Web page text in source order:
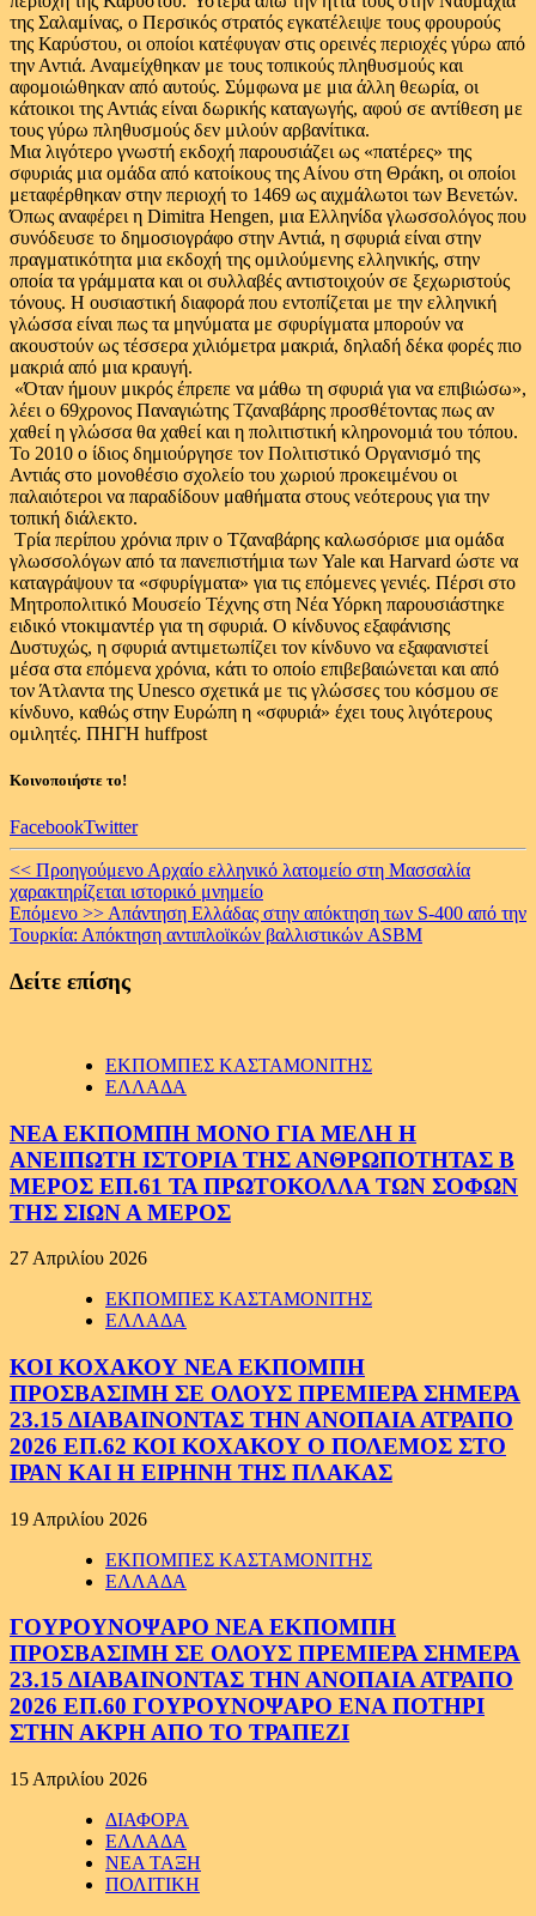
της Σαλαμίνας, ο Περσικός στρατός εγκατέλειψε τους φρουρούς
της Καρύστου, οι οποίοι κατέφυγαν στις ορεινές περιοχές γύρω από
την Αντιά. Αναμείχθηκαν με τους τοπικούς πληθυσμούς και
αφομοιώθηκαν από αυτούς. Σύμφωνα με μια άλλη θεωρία, οι
κάτοικοι της Αντιάς είναι δωρικής καταγωγής, αφού σε αντίθεση με
τους γύρω πληθυσμούς δεν μιλoύν αρβανίτικα.
Μια λιγότερο γνωστή εκδοχή παρουσιάζει ως «πατέρες» της
σφυριάς μια ομάδα από κατοίκους της Αίνου στη Θράκη, οι οποίοι
μεταφέρθηκαν στην περιοχή το 1469 ως αιχμάλωτοι των Βενετών.
Όπως αναφέρει η Dimitra Hengen, μια Ελληνίδα γλωσσολόγος που
συνόδευσε το δημοσιογράφο στην Αντιά, η σφυριά είναι στην
πραγματικότητα μια εκδοχή της ομιλούμενης ελληνικής, στην
οποία τα γράμματα και οι συλλαβές αντιστοιχούν σε ξεχωριστούς
τόνους. Η ουσιαστική διαφορά που εντοπίζεται με την ελληνική
γλώσσα είναι πως τα μηνύματα με σφυρίγματα μπορούν να
ακουστούν ως τέσσερα χιλιόμετρα μακριά, δηλαδή δέκα φορές πιο
μακριά από μια κραυγή.
«Όταν ήμουν μικρός έπρεπε να μάθω τη σφυριά για να επιβιώσω»,
λέει ο 69χρονος Παναγιώτης Τζαναβάρης προσθέτοντας πως αν
χαθεί η γλώσσα θα χαθεί και η πολιτιστική κληρονομιά του τόπου.
Το 2010 ο ίδιος δημιούργησε τον Πολιτιστικό Οργανισμό της
Αντιάς στο μονοθέσιο σχολείο του χωριού προκειμένου οι
παλαιότεροι να παραδίδουν μαθήματα στους νεότερους για την
τοπική διάλεκτο.
Τρία περίπου χρόνια πριν ο Τζαναβάρης καλωσόρισε μια ομάδα
γλωσσολόγων από τα πανεπιστήμια των Yale και Harvard ώστε να
καταγράψουν τα «σφυρίγματα» για τις επόμενες γενιές. Πέρσι στο
Μητροπολιτικό Μουσείο Τέχνης στη Νέα Υόρκη παρουσιάστηκε
ειδικό ντοκιμαντέρ για τη σφυριά. Ο κίνδυνος εξαφάνισης
Δυστυχώς, η σφυριά αντιμετωπίζει τον κίνδυνο να εξαφανιστεί
μέσα στα επόμενα χρόνια, κάτι το οποίο επιβεβαιώνεται και από
τον Άτλαντα της Unesco σχετικά με τις γλώσσες του κόσμου σε
κίνδυνο, καθώς στην Ευρώπη η «σφυριά» έχει τους λιγότερους
ομιλητές. ΠΗΓΗ huffpost
Κοινοποιήστε το!
FacebookTwitter
Continue
Reading
<< Προηγούμενο Αρχαίο ελληνικό λατομείο στη Μασσαλία
χαρακτηρίζεται ιστορικό μνημείο
Επόμενο >> Απάντηση Ελλάδας στην απόκτηση των S-400 από την
Τουρκία: Απόκτηση αντιπλοϊκών βαλλιστικών ASBM
Δείτε επίσης
ΕΚΠΟΜΠΕΣ ΚΑΣΤΑΜΟΝΙΤΗΣ
ΕΛΛΑΔΑ
ΝΕΑ ΕΚΠΟΜΠΗ ΜΟΝΟ ΓΙΑ ΜΕΛΗ Η
ΑΝΕΙΠΩΤΗ ΙΣΤΟΡΙΑ ΤΗΣ ΑΝΘΡΩΠΟΤΗΤΑΣ Β
ΜΕΡΟΣ ΕΠ.61 ΤΑ ΠΡΩΤΟΚΟΛΛΑ ΤΩΝ ΣΟΦΩΝ
ΤΗΣ ΣΙΩΝ Α ΜΕΡΟΣ
27 Απριλίου 2026
ΕΚΠΟΜΠΕΣ ΚΑΣΤΑΜΟΝΙΤΗΣ
ΕΛΛΑΔΑ
ΚΟΙ ΚΟΧΑΚΟΥ ΝΕΑ ΕΚΠΟΜΠΗ
ΠΡΟΣΒΑΣΙΜΗ ΣΕ ΟΛΟΥΣ ΠΡΕΜΙΕΡΑ ΣΗΜΕΡΑ
23.15 ΔΙΑΒΑΙΝΟΝΤΑΣ ΤΗΝ ΑΝΟΠΑΙΑ ΑΤΡΑΠΟ
2026 ΕΠ.62 ΚΟΙ ΚΟΧΑΚΟΥ Ο ΠΟΛΕΜΟΣ ΣΤΟ
ΙΡΑΝ ΚΑΙ Η ΕΙΡΗΝΗ ΤΗΣ ΠΛΑΚΑΣ
19 Απριλίου 2026
ΕΚΠΟΜΠΕΣ ΚΑΣΤΑΜΟΝΙΤΗΣ
ΕΛΛΑΔΑ
ΓΟΥΡΟΥΝΟΨΑΡΟ ΝΕΑ ΕΚΠΟΜΠΗ
ΠΡΟΣΒΑΣΙΜΗ ΣΕ ΟΛΟΥΣ ΠΡΕΜΙΕΡΑ ΣΗΜΕΡΑ
23.15 ΔΙΑΒΑΙΝΟΝΤΑΣ ΤΗΝ ΑΝΟΠΑΙΑ ΑΤΡΑΠΟ
2026 ΕΠ.60 ΓΟΥΡΟΥΝΟΨΑΡΟ ΕΝΑ ΠΟΤΗΡΙ
ΣΤΗΝ ΑΚΡΗ ΑΠΟ ΤΟ ΤΡΑΠΕΖΙ
15 Απριλίου 2026
ΔΙΑΦΟΡΑ
ΕΛΛΑΔΑ
ΝΕΑ ΤΑΞΗ
ΠΟΛΙΤΙΚΗ